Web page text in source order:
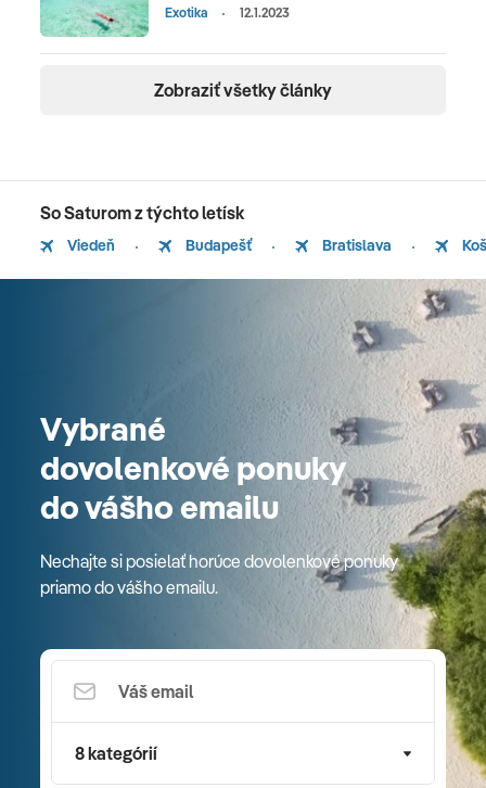
Exotika 12.1.2023
Zobraziť všetky články
So Saturom z týchto letísk
Viedeň Budapešť Bratislava
Vybrané
dovolenkové ponuky
do vášho emailu
Nechajte si posielať horúce dovolenkové ponuky
priamo do vášho emailu.
8 kategórií